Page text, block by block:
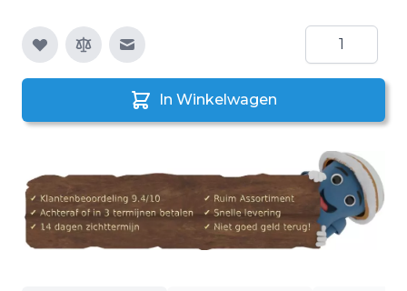
E-mail naar een vriend
Aantal
In Winkelwagen